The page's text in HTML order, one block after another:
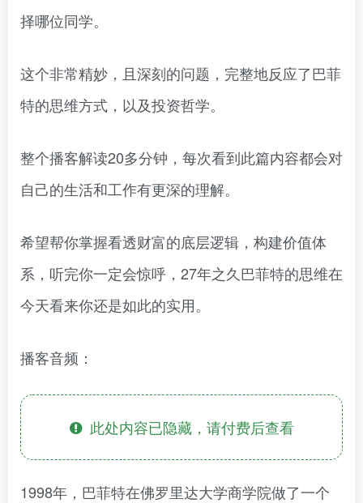
择哪位同学。
这个非常精妙，且深刻的问题，完整地反应了巴菲
特的思维方式，以及投资哲学。
整个播客解读20多分钟，每次看到此篇内容都会对
自己的生活和工作有更深的理解。
希望帮你掌握看透财富的底层逻辑，构建价值体
系，听完你一定会惊呼，27年之久巴菲特的思维在
今天看来你还是如此的实用。
播客音频：
此处内容已隐藏，请付费后查看
1998年，巴菲特在佛罗里达大学商学院做了一个